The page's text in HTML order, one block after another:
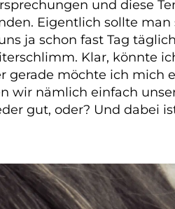
und diese
Eigentlich sollte man
ja schon fast Tag
Klar, könnte
gerade möchte ich mich
wir nämlich einfach
gut, oder? Und dabei